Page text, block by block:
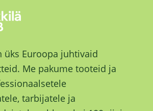
üks Euroopa juhtivaid
Me pakume tooteid ja
tarbijatele ja